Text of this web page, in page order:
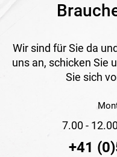
Wir sind für Sie da
uns an, schicken Sie
Sie sich
7.00 -
+41